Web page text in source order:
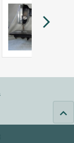
arrow_forward_ios
keyboard_arrow_up